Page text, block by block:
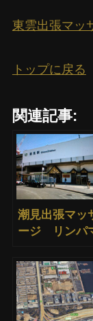
東雲出張マッ
トップに戻る
関連記事:
潮見出張マッ
ージ リンパ